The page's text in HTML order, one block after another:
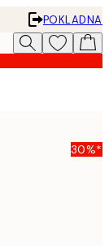
POKLADNA
30%*